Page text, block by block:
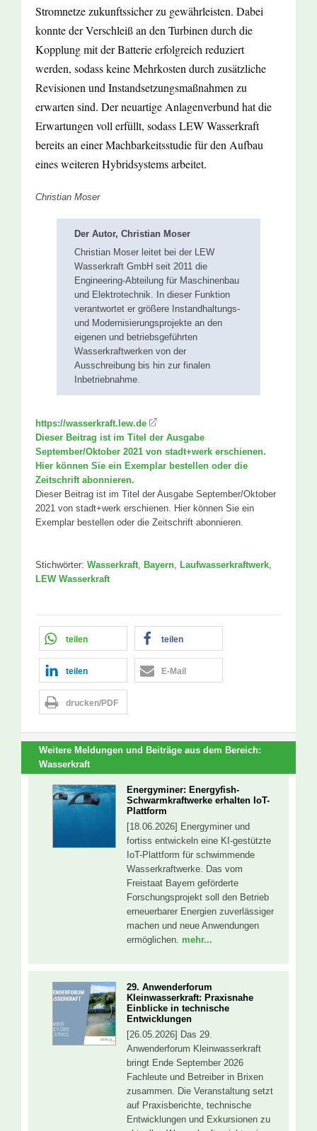
Stromnetze zukunftssicher zu gewährleisten. Dabei
konnte der Verschleiß an den Turbinen durch die
Kopplung mit der Batterie erfolgreich reduziert
werden, sodass keine Mehrkosten durch zusätzliche
Revisionen und Instandsetzungsmaßnahmen zu
erwarten sind. Der neuartige Anlagenverbund hat die
Erwartungen voll erfüllt, sodass LEW Wasserkraft
bereits an einer Machbarkeitsstudie für den Aufbau
eines weiteren Hybridsystems arbeitet.
Christian Moser
Der Autor, Christian Moser
Christian Moser leitet bei der LEW
Wasserkraft GmbH seit 2011 die
Engineering-Abteilung für Maschinenbau
und Elektrotechnik. In dieser Funktion
verantwortet er größere Instandhaltungs-
und Modernisierungsprojekte an den
eigenen und betriebsgeführten
Wasserkraftwerken von der
Ausschreibung bis hin zur finalen
Inbetriebnahme.
https://wasserkraft.lew.de
Dieser Beitrag ist im Titel der Ausgabe
September/Oktober 2021 von stadt+werk erschienen.
Hier können Sie ein Exemplar bestellen oder die
Zeitschrift abonnieren.
Dieser Beitrag ist im Titel der Ausgabe September/Oktober
2021 von stadt+werk erschienen. Hier können Sie ein
Exemplar bestellen oder die Zeitschrift abonnieren.
Stichwörter: Wasserkraft Bayern Laufwasserkraftwerk
LEW Wasserkraft
teilen teilen
teilen E-Mail
drucken/PDF
Weitere Meldungen und Beiträge aus dem Bereich:
Wasserkraft
Energyminer: Energyfish-
Schwarmkraftwerke erhalten IoT-
Plattform
[18.06.2026] Energyminer und
fortiss entwickeln eine KI-gestützte
IoT-Plattform für schwimmende
Wasserkraftwerke. Das vom
Freistaat Bayern geförderte
Forschungsprojekt soll den Betrieb
erneuerbarer Energien zuverlässiger
machen und neue Anwendungen
ermöglichen. mehr...
29. Anwenderforum
Kleinwasserkraft: Praxisnahe
Einblicke in technische
Entwicklungen
[26.05.2026] Das 29.
Anwenderforum Kleinwasserkraft
bringt Ende September 2026
Fachleute und Betreiber in Brixen
zusammen. Die Veranstaltung setzt
auf Praxisberichte, technische
Entwicklungen und Exkursionen zu